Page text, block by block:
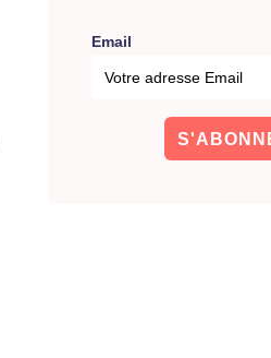
Email